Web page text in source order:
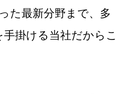
た最新分野まで、多
掛ける当社だからこ